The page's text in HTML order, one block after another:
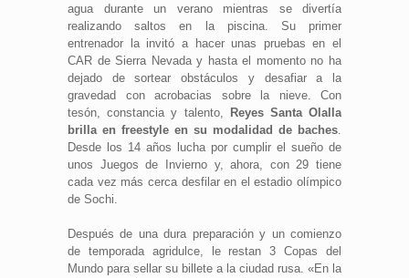
agua durante un verano mientras se divertía
realizando saltos en la piscina. Su primer
entrenador la invitó a hacer unas pruebas en el
CAR de Sierra Nevada y hasta el momento no ha
dejado de sortear obstáculos y desafiar a la
gravedad con acrobacias sobre la nieve. Con
tesón, constancia y talento,
Reyes Santa Olalla
brilla en freestyle en su modalidad de baches.
Desde los 14 años lucha por cumplir el sueño de
unos Juegos de Invierno y, ahora, con 29 tiene
cada vez más cerca desfilar en el estadio olímpico
de Sochi.
Después de una dura preparación y un comienzo
de temporada agridulce, le restan 3 Copas del
Mundo para sellar su billete a la ciudad rusa. «En la